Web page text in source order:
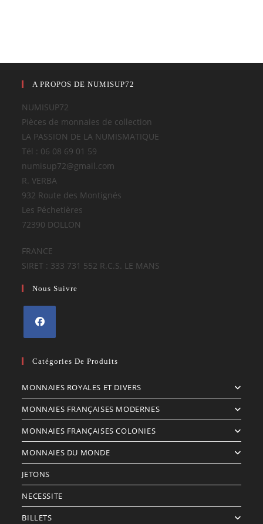
A PROPOS DE NUMISUP72
NUMISUP72
Pièces de monnaies de collection
LA PASSION DE LA NUMISMATIQUE
Tél : 06 08 69 01 59
numisup72@gmail.com
R. VERBA
932 Route des Montignés
Les Péchetières
72390 DOLLON
FRANCE
SIRET : 333 731 552 R.C.S. LE MANS
Nous Suivre
dans
nouvel
Catégories De Produits
MONNAIES ROYALES ET DIVERS
MONNAIES FRANÇAISES MODERNES
MONNAIES FRANÇAISES COLONIES
MONNAIES DU MONDE
JETONS
NECESSITE
BILLETS